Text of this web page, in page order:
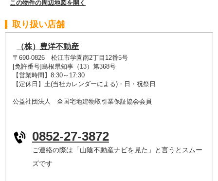
この物件の周辺地図を開く
取り扱い店舗
（株）豊洋不動産
〒690-0826 松江市学園南2丁目12番5号
[免許番号]島根県知事（13）第368号
【営業時間】8:30～17:30
【定休日】土(当社カレンダーによる)・日・祝祭日
公益社団法人 全国宅地建物取引業保証協会会員
0852-27-3872
ご連絡の際は「山陰不動産ナビを見た」と言うとスムー
ズです